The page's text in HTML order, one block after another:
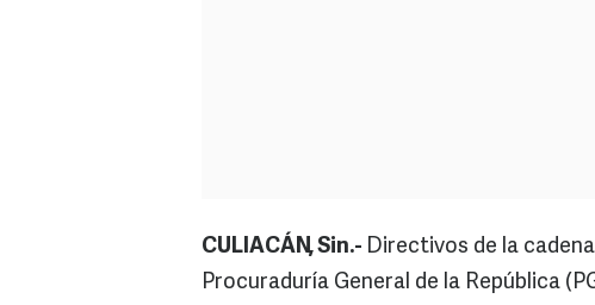
CULIACÁN, Sin.- Directivos de la
Procuraduría General de la República